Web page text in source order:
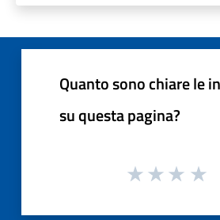
Quanto sono chiare le
su questa pagina?